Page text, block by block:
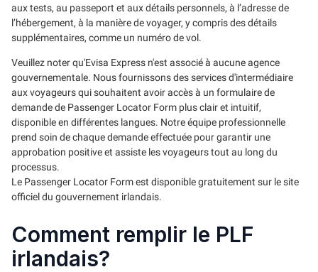
aux tests, au passeport et aux détails personnels, à l’adresse de
l’hébergement, à la manière de voyager, y compris des détails
supplémentaires, comme un numéro de vol.
Veuillez noter qu'Evisa Express n'est associé à aucune agence
gouvernementale. Nous fournissons des services d'intermédiaire
aux voyageurs qui souhaitent avoir accès à un formulaire de
demande de Passenger Locator Form plus clair et intuitif,
disponible en différentes langues. Notre équipe professionnelle
prend soin de chaque demande effectuée pour garantir une
approbation positive et assiste les voyageurs tout au long du
processus.
Le Passenger Locator Form est disponible gratuitement sur le site
officiel du gouvernement irlandais.
Comment remplir le PLF
irlandais?